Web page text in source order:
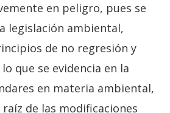
en peligro, pues se
legislación ambiental,
de no regresión y
que se evidencia en la
en materia ambiental,
de las modificaciones